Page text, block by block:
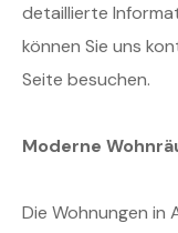
detaillierte
können Sie uns
Seite besuchen.
Moderne
Die Wohnungen in